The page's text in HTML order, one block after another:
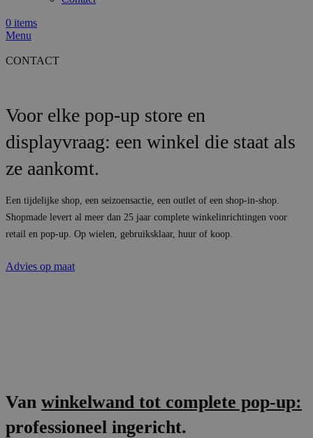
0 items
Menu
CONTACT
Voor elke pop-up store en
displayvraag: een winkel die staat als
ze aankomt.
Een tijdelijke shop, een seizoensactie, een outlet of een shop-in-shop.
Shopmade levert al meer dan 25 jaar complete winkelinrichtingen voor
retail en pop-up. Op wielen, gebruiksklaar, huur of koop.
Advies op maat
Van winkelwand tot complete pop-up:
professioneel ingericht.